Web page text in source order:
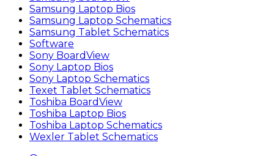
Samsung Laptop Bios
Samsung Laptop Schematics
Samsung Tablet Schematics
Software
Sony BoardView
Sony Laptop Bios
Sony Laptop Schematics
Texet Tablet Schematics
Toshiba BoardView
Toshiba Laptop Bios
Toshiba Laptop Schematics
Wexler Tablet Schematics